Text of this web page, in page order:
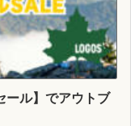
ール】でアウトブ